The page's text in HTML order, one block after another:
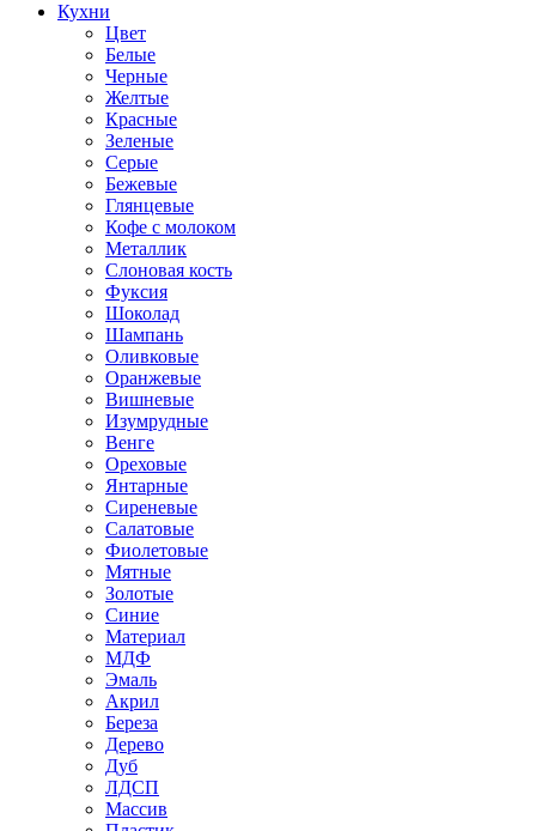
Кухни
Цвет
Белые
Черные
Желтые
Красные
Зеленые
Серые
Бежевые
Глянцевые
Кофе с молоком
Металлик
Слоновая кость
Фуксия
Шоколад
Шампань
Оливковые
Оранжевые
Вишневые
Изумрудные
Венге
Ореховые
Янтарные
Сиреневые
Салатовые
Фиолетовые
Мятные
Золотые
Синие
Материал
МДФ
Эмаль
Акрил
Береза
Дерево
Дуб
ЛДСП
Массив